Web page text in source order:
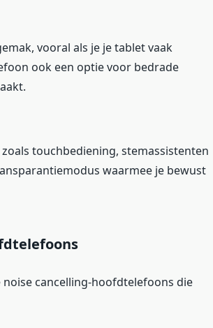
vooral als je je tablet vaak
ook een optie voor bedrade
touchbediening, stemassistenten
waarmee je bewust
cancelling-hoofdtelefoons die